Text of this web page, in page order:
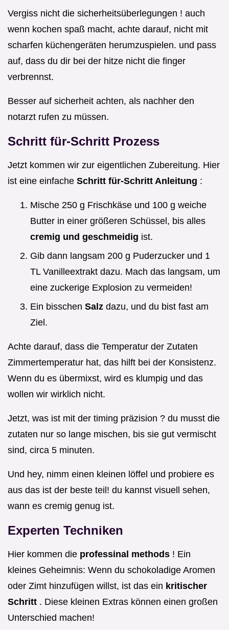
Vergiss nicht die sicherheitsüberlegungen ! auch
wenn kochen spaß macht, achte darauf, nicht mit
scharfen küchengeräten herumzuspielen. und pass
auf, dass du dir bei der hitze nicht die finger
verbrennst.
Besser auf sicherheit achten, als nachher den
notarzt rufen zu müssen.
Schritt für-Schritt Prozess
Jetzt kommen wir zur eigentlichen Zubereitung. Hier
ist eine einfache Schritt für-Schritt Anleitung :
Mische 250 g Frischkäse und 100 g weiche
Butter in einer größeren Schüssel, bis alles
cremig und geschmeidig ist.
Gib dann langsam 200 g Puderzucker und 1
TL Vanilleextrakt dazu. Mach das langsam, um
eine zuckerige Explosion zu vermeiden!
Ein bisschen Salz dazu, und du bist fast am
Ziel.
Achte darauf, dass die Temperatur der Zutaten
Zimmertemperatur hat, das hilft bei der Konsistenz.
Wenn du es übermixst, wird es klumpig und das
wollen wir wirklich nicht.
Jetzt, was ist mit der timing präzision ? du musst die
zutaten nur so lange mischen, bis sie gut vermischt
sind, circa 5 minuten.
Und hey, nimm einen kleinen löffel und probiere es
aus das ist der beste teil! du kannst visuell sehen,
wann es cremig genug ist.
Experten Techniken
Hier kommen die professinal methods ! Ein
kleines Geheimnis: Wenn du schokoladige Aromen
oder Zimt hinzufügen willst, ist das ein kritischer
Schritt . Diese kleinen Extras können einen großen
Unterschied machen!